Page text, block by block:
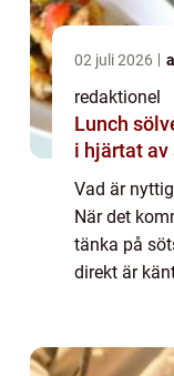
02 juli 2026
redaktionel
Lunch sölvesborg en
i hjärtat av
Vad är
När det
tänka på
direkt är